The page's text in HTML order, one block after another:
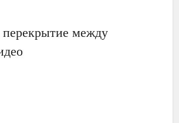
перекрытие между